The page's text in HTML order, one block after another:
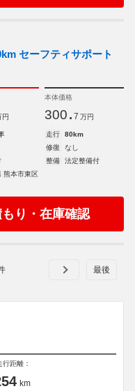
セーフティサポート
円
本体価格
300. 7 万円
走行
80km
修復
なし
整備
法定整備付
熊本市東区
もり・在庫確認
行距離：
km